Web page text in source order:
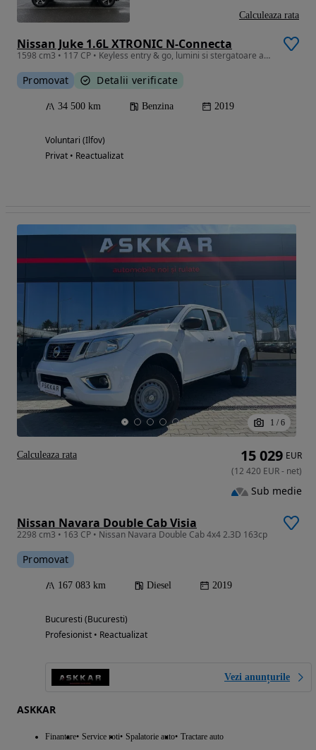
Nissan Juke 1.6L XTRONIC N-Connecta
1598 cm3 • 117 CP • Keyless entry & go, lumini si stergatoare automate, senzori parcare
Promovat Detalii verificate
34 500 km Benzina 2019
Voluntari (Ilfov)
Privat • Reactualizat
Calculeaza rata
1 / 6
Nissan Navara Double Cab Visia
2298 cm3 • 163 CP • Nissan Navara Double Cab 4x4 2.3D 163cp
Promovat
167 083 km Diesel 2019
Bucuresti (Bucuresti)
Profesionist • Reactualizat
Vezi anunțurile
ASKKAR
Finantare Service roti Spalatorie auto Tractare auto
15 029 EUR
(12 420 EUR- net)
Sub medie
Calculeaza rata